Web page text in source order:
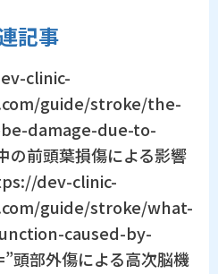
記事
clinic-
guide/stroke/the-
damage-due-to-
前頭葉損傷による影響
dev-clinic-
guide/stroke/what-
caused-by-
部外傷による高次脳機